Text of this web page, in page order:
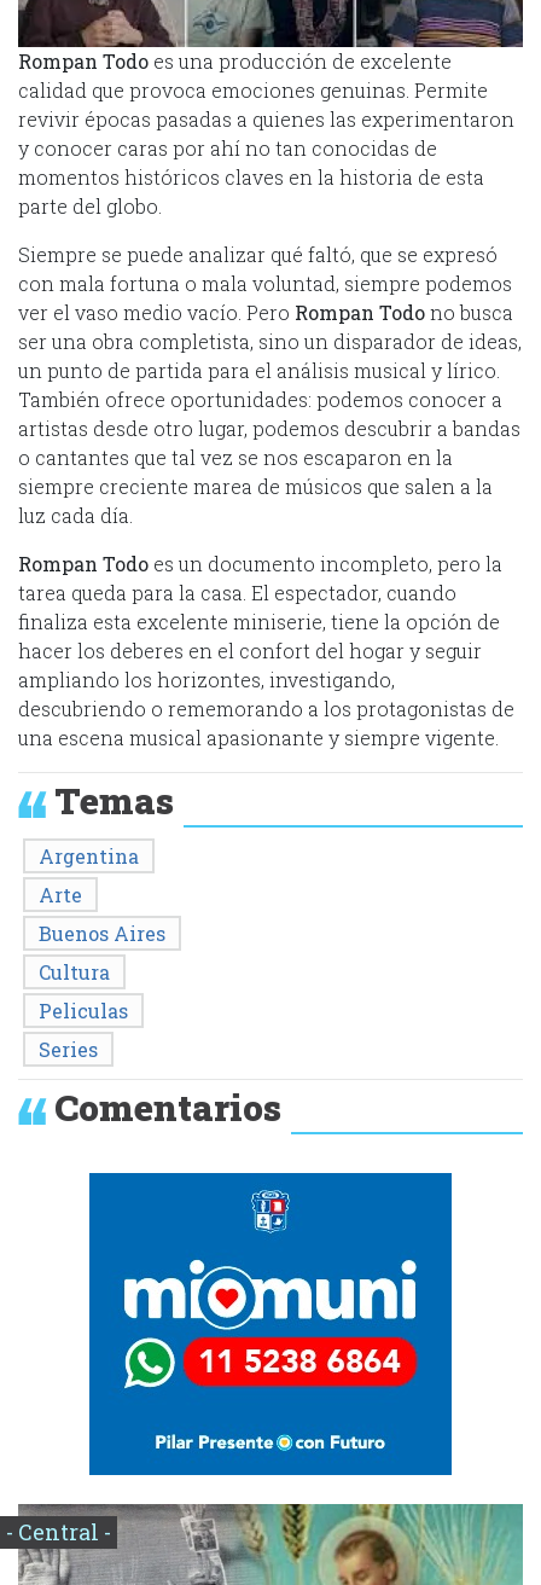
Rompan Todo es una producción de excelente
calidad que provoca emociones genuinas. Permite
revivir épocas pasadas a quienes las experimentaron
y conocer caras por ahí no tan conocidas de
momentos históricos claves en la historia de esta
parte del globo.
Siempre se puede analizar qué faltó, que se expresó
con mala fortuna o mala voluntad, siempre podemos
ver el vaso medio vacío. Pero Rompan Todono busca
ser una obra completista, sino un disparador de ideas,
un punto de partida para el análisis musical y lírico.
También ofrece oportunidades: podemos conocer a
artistas desde otro lugar, podemos descubrir a bandas
o cantantes que tal vez se nos escaparon en la
siempre creciente marea de músicos que salen a la
luz cada día.
Rompan Todo es un documento incompleto, pero la
tarea queda para la casa. El espectador, cuando
finaliza esta excelente miniserie, tiene la opción de
hacer los deberes en el confort del hogar y seguir
ampliando los horizontes, investigando,
descubriendo o rememorando a los protagonistas de
una escena musical apasionante y siempre vigente.
Temas
Argentina
Arte
Buenos Aires
Cultura
Peliculas
Series
Comentarios
- Central -